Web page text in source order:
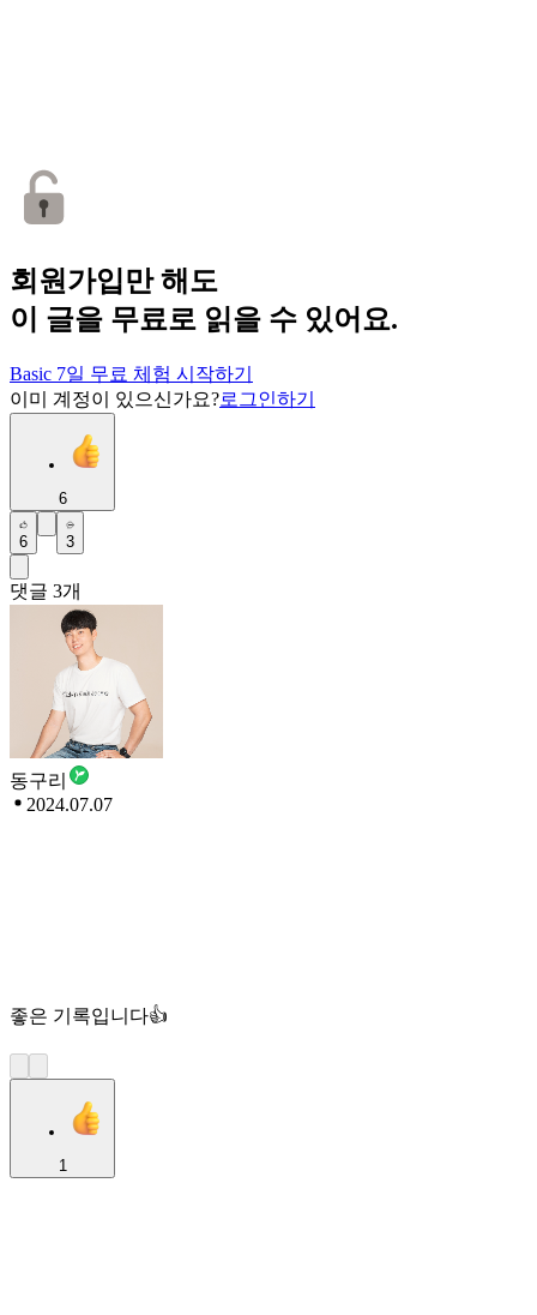
회원가입만 해도
이 글을 무료로 읽을 수 있어요.
Basic 7일 무료 체험 시작하기
이미 계정이 있으신가요?로그인하기
6
6 3
댓글 3개
동구리
2024.07.07
좋은 기록입니다👍
1